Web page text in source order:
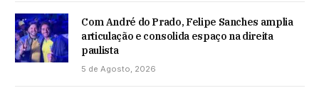
Com André do Prado, Felipe Sanches amplia
articulação e consolida espaço na direita
paulista
5 de Agosto, 2026